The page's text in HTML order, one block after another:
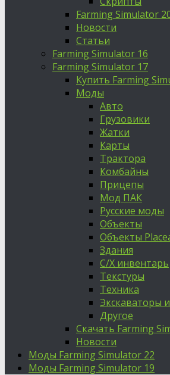
Farming Simulator
Новости
Статьи
Farming Simulator 16
Farming Simulator 17
Купить Farming
Моды
Авто
Грузовики
Жатки
Карты
Трактора
Комбайны
Прицепы
Мод ПАК
Русские моды
Объекты
Объекты
Здания
С/Х инвентарь
Текстуры
Техника
Экскаваторы
Другое
Скачать Farming
Новости
Моды Farming Simulator 22
Моды Farming Simulator 19